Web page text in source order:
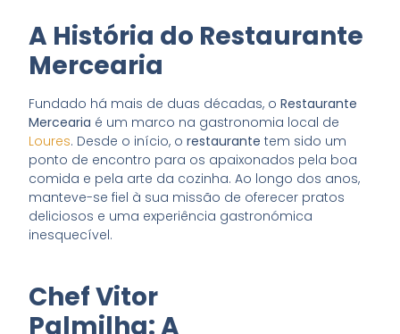
A História do Restaurante
Mercearia
Fundado há mais de duas décadas, oRestaurante
Mercearia é um marco na gastronomia local de
Loures. Desde o início, o restaurante tem sido um
ponto de encontro para os apaixonados pela boa
comida e pela arte da cozinha. Ao longo dos anos,
manteve-se fiel à sua missão de oferecer pratos
deliciosos e uma experiência gastronómica
inesquecível.
Chef Vitor
Palmilha: A